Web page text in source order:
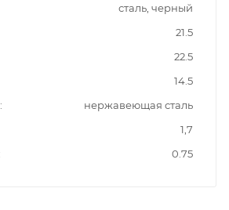
сталь, черный
21.5
22.5
14.5
нержавеющая сталь
1,7
0.75